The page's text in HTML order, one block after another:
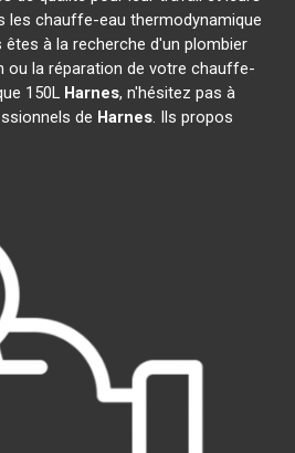
les chauffe-eau thermodynamique
êtes à la recherche d'un plombier
ou la réparation de votre chauffe-
150L Harnes, n'hésitez pas à
de Harnes. Ils propos